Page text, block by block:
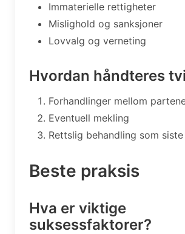
Immaterielle rettigheter
Mislighold og sanksjoner
Lovvalg og verneting
Hvordan håndteres
Forhandlinger mellom
Eventuell mekling
Rettslig behandling som
Beste praksis
Hva er viktige
suksessfaktorer?